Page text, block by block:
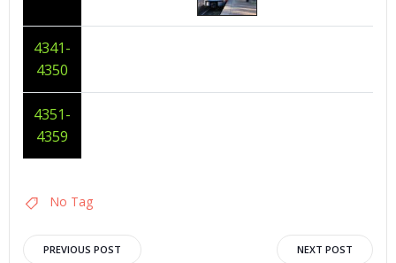
4341-
4350
4351-
4359
No Tag
PREVIOUS POST NEXT POST